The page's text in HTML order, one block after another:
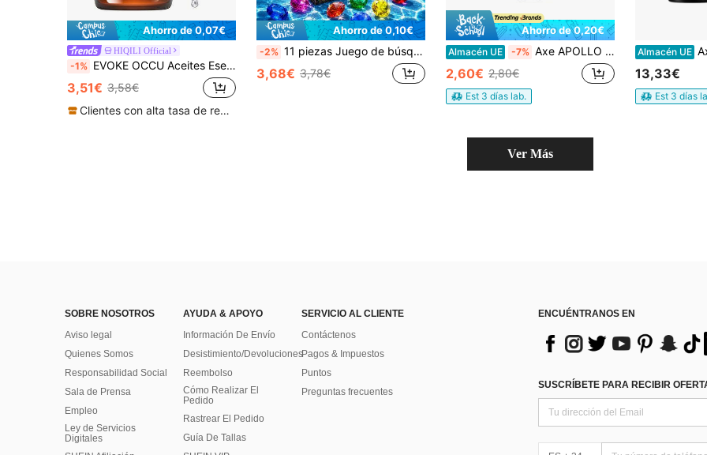
Ahorro de 0,07€
HIQILI Official
-1% EVOKE OCCU Aceites Esenciales de Citronela, 118mL/30mL/10mL Aceite de Citronela Premium para Limpieza, Ambientador, Difusor, Humidificador, Purificador, Cuidado de la Piel, Spray para Exteriores
3,51€ 3,58€
Clientes con alta tasa de repetición
Ahorro de 0,10€
-2% 11 piezas Juego de búsqueda del tesoro submarino, gemas de buceo de colores con cofre del tesoro pirata, accesorios para juego de buceo en piscina para fiesta de piscina de verano, fiesta de playa, juegos acuáticos, suministros de diversión al aire libre
3,68€ 3,78€
Ahorro de 0,20€
Almacén UE -7% Axe APOLLO 48H Fresh Body Spray Fragancia para hombres 150ml ✅ Entrega de 1-3 días
2,60€ 2,80€
Est 3 días lab.
Almacén UE
13,33€
Est 3 días
Ver Más
SOBRE NOSOTROS
Aviso legal
Quienes Somos
Responsabilidad Social
Sala de Prensa
Empleo
Ley de Servicios
Digitales
AYUDA & APOYO
Información De Envío
Desistimiento/Devoluciones
Reembolso
Cómo Realizar El
Pedido
Rastrear El Pedido
Guía De Tallas
SERVICIO AL CLIENTE
Contáctenos
Pagos & Impuestos
Puntos
Preguntas frecuentes
ENCUÉNTRANOS EN
SUSCRÍBETE PARA RECIBIR